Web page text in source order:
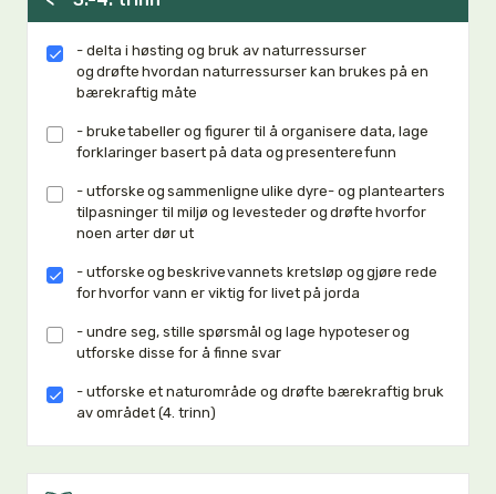
- delta i høsting og bruk av naturressurser
og drøfte hvordan naturressurser kan brukes på en
bærekraftig måte
- bruke tabeller og figurer til å organisere data, lage
forklaringer basert på data og presentere funn
- utforske og sammenligne ulike dyre- og plantearters
tilpasninger til miljø og levesteder og drøfte hvorfor
noen arter dør ut
- utforske og beskrive vannets kretsløp og gjøre rede
for hvorfor vann er viktig for livet på jorda
- undre seg, stille spørsmål og lage hypoteser og
utforske disse for å finne svar
- utforske et naturområde og drøfte bærekraftig bruk
av området (4. trinn)